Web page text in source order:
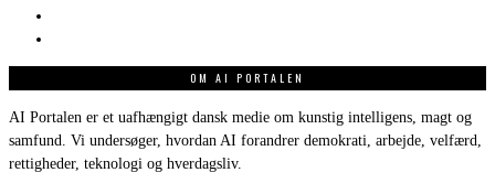
OM AI PORTALEN
AI Portalen er et uafhængigt dansk medie om kunstig intelligens, magt og
samfund. Vi undersøger, hvordan AI forandrer demokrati, arbejde, velfærd,
rettigheder, teknologi og hverdagsliv.